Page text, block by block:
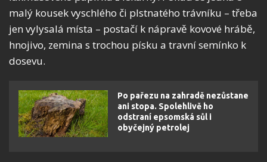
malý kousek vyschlého či plstnatého trávníku – třeba
jen vylysalá místa – postačí k nápravě kovové hrábě,
hnojivo, zemina s trochou písku a travní semínko k
dosevu.
Po pařezu na zahradě nezůstane
ani stopa. Spolehlivě ho
odstraní epsomská sůl i
obyčejný petrolej